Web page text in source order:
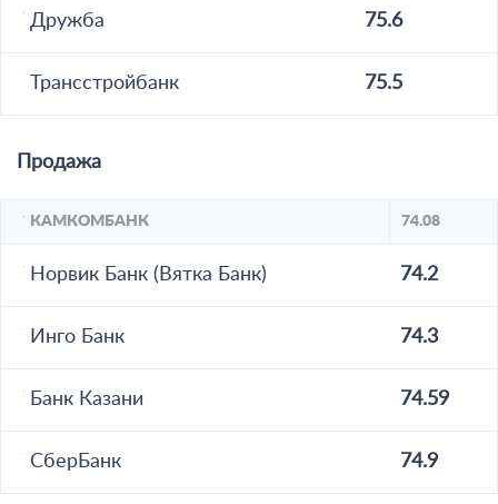
Дружба 75.6
Трансстройбанк 75.5
Продажа
КАМКОМБАНК 74.08
Норвик Банк (Вятка Банк) 74.2
Инго Банк 74.3
Банк Казани 74.59
СберБанк 74.9